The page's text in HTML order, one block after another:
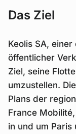
Das Ziel
Keolis SA,
öffentlicher
Ziel, seine
umzustellen.
Plans der
France
in und um